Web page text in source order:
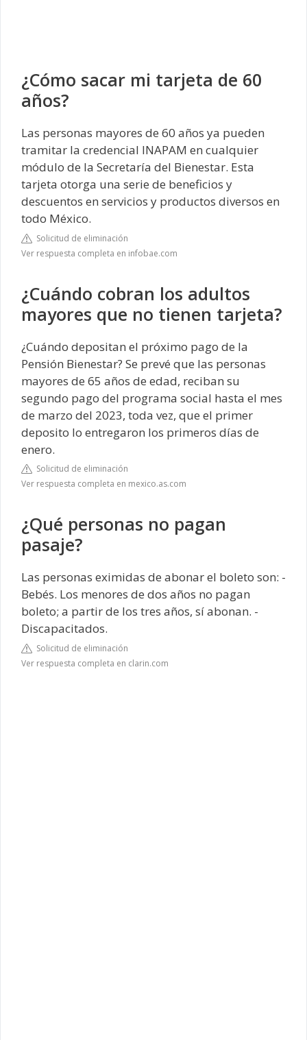
¿Cómo sacar mi tarjeta de 60
años?
Las personas mayores de 60 años ya pueden
tramitar la credencial INAPAM en cualquier
módulo de la Secretaría del Bienestar. Esta
tarjeta otorga una serie de beneficios y
descuentos en servicios y productos diversos en
todo México.
Solicitud de eliminación
Ver respuesta completa en infobae.com
¿Cuándo cobran los adultos
mayores que no tienen tarjeta?
¿Cuándo depositan el próximo pago de la
Pensión Bienestar? Se prevé que las personas
mayores de 65 años de edad, reciban su
segundo pago del programa social hasta el mes
de marzo del 2023, toda vez, que el primer
deposito lo entregaron los primeros días de
enero.
Solicitud de eliminación
Ver respuesta completa en mexico.as.com
¿Qué personas no pagan
pasaje?
Las personas eximidas de abonar el boleto son: -
Bebés. Los menores de dos años no pagan
boleto; a partir de los tres años, sí abonan. -
Discapacitados.
Solicitud de eliminación
Ver respuesta completa en clarin.com